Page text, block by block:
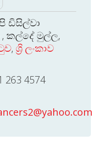
ඩිසිල්වා
, කල්දේ මුල්ල,
, ශ්‍රි ලංකාව
263 4574